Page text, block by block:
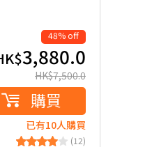
48% off
3,880.0
HK$7,500.0
購買
已有10人購買
(12)